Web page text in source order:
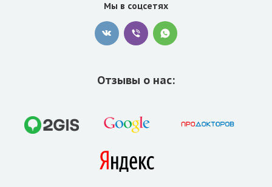
Мы в соцсетях
Отзывы о нас: